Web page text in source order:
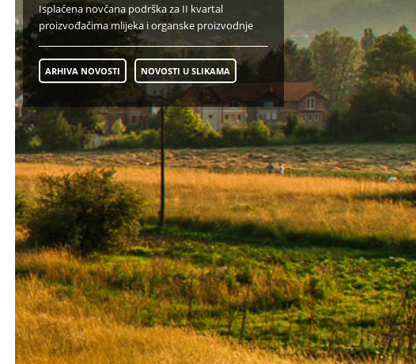
Isplaćena novčana podrška za II kvartal
proizvođačima mlijeka i organske proizvodnje
ARHIVA NOVOSTI NOVOSTI U SLIKAMA